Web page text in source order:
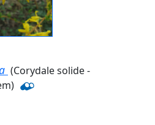
(Corydale solide -